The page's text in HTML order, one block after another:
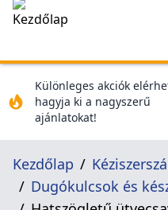
Különleges akciók
hagyja ki a nagyszerű
ajánlatokat!
Kezdőlap
Dugókulcsok és